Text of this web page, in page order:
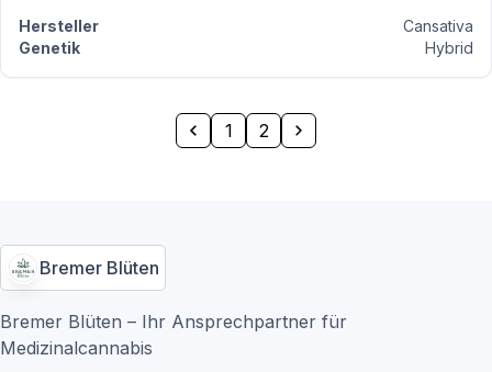
Hersteller
Cansativa
Genetik
Hybrid
1 2
Bremer Blüten
Bremer Blüten – Ihr Ansprechpartner für
Medizinalcannabis